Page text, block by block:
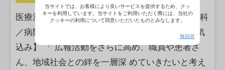
医療法人 南川整形外科病院 リハビリテーション科
／病院広報担当 主任 城ヶ崎 政光 様 【意気
込み】 「 広報活動をさらに高め、職員や患者さ
ん、地域社会との絆を一層深 めていきたいと考え
当サイトでは、お客様により良いサービスを提供するため、クッ
キーを利用しています。当サイトをご利用いただく際には、当社の
クッキーの利用について同意いただいたものとみなします。
無回答